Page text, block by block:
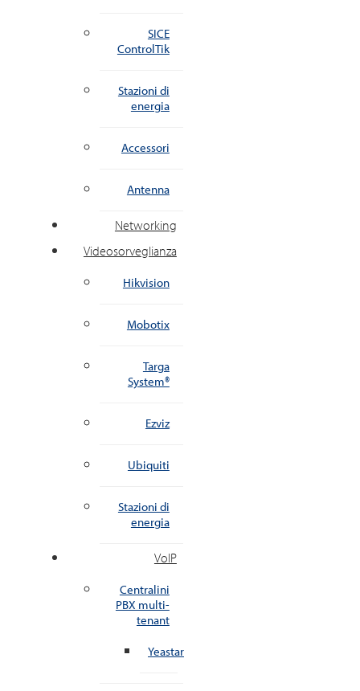
SICE
ControlTik
Stazioni di
energia
Accessori
Antenna
Networking
Videosorveglianza
Hikvision
Mobotix
Targa
System®
Ezviz
Ubiquiti
Stazioni di
energia
VoIP
Centralini
PBX multi-
tenant
Yeastar